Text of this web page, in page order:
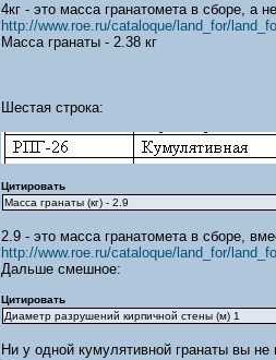
4кг - это масса гранатомета в сборе, а
http://www.roe.ru/cataloque/land_for/
Масса гранаты - 2.38 кг
Шестая строка:
Цитировать
Масса гранаты (кг) - 2.9
2.9 - это масса гранатомета в сборе,
http://www.roe.ru/cataloque/land_for/
Дальше смешное:
Цитировать
Диаметр разрушений кирпичной стены (м) 1
Ни у одной кумулятивной гранаты вы не